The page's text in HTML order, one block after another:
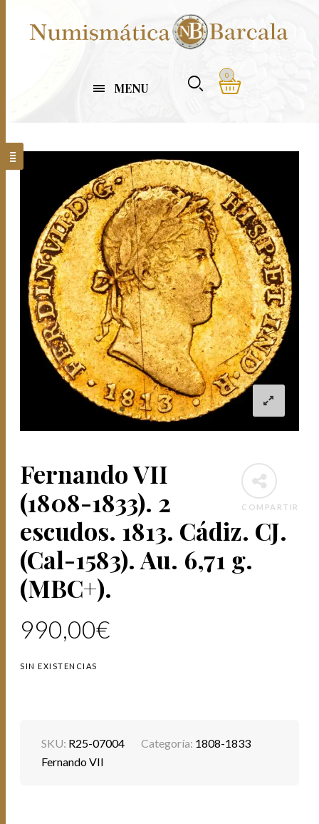
MENU
0
COMPARTIR
Fernando VII
(1808-1833). 2
escudos. 1813. Cádiz. CJ.
(Cal-1583). Au. 6,71 g.
(MBC+).
990,00€
SIN EXISTENCIAS
SKU: R25-07004 Categoría: 1808-1833
Fernando VII